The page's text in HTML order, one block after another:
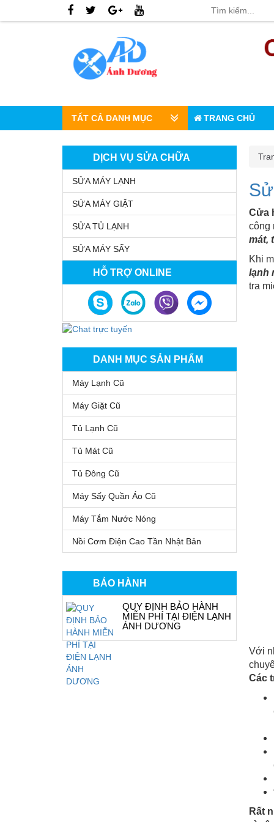
TẤT CẢ DANH MỤC TRANG CHỦ
DỊCH VỤ SỬA CHỮA
SỬA MÁY LẠNH
SỬA MÁY GIẶT
SỬA TỦ LẠNH
SỬA MÁY SẤY
HỖ TRỢ ONLINE
DANH MỤC SẢN PHẨM
Máy Lạnh Cũ
Máy Giặt Cũ
Tủ Lạnh Cũ
Tủ Mát Cũ
Tủ Đông Cũ
Máy Sấy Quần Áo Cũ
Máy Tắm Nước Nóng
Nồi Cơm Điện Cao Tần Nhật Bản
BẢO HÀNH
QUY ĐỊNH BẢO HÀNH
MIỄN PHÍ TẠI ĐIỆN LẠNH
ÁNH DƯƠNG
Cửa
công
mát,
Khi
lạnh
tra
Với
Các
Rất